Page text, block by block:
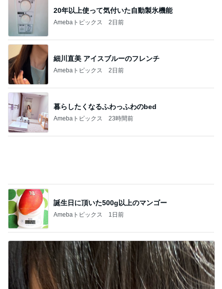
誕生日に頂いた500g以上のマンゴー
Amebaトピックス 1日前
母もサポートを頑張る大事な撮影
Amebaトピックス
記事を読む
還暦キラキラメイクのテクニック